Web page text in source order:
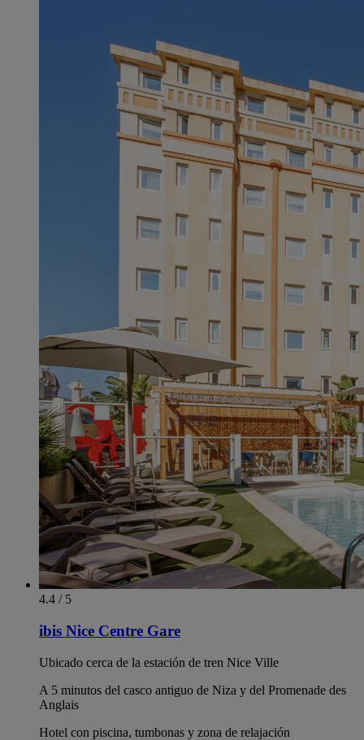
4.4 / 5
ibis Nice Centre Gare
Ubicado cerca de la estación de tren Nice Ville
A 5 minutos del casco antiguo de Niza y del Promenade des
Anglais
Hotel con piscina, tumbonas y zona de relajación